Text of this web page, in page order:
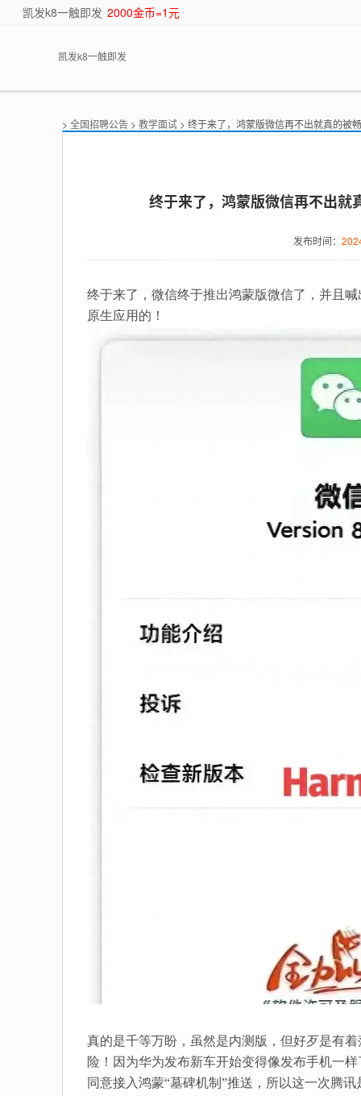
凯发k8一触即发 2000金币=1元
凯发k8一触即发
> 全国招聘公告 > 教学面试 > 终于来了，鸿蒙版微信再不出就真的被
终于来了，鸿蒙版微信再不出就
发布时间：
终于来了，微信终于推出鸿蒙版微信了，并且
原生应用的！
真的是千等万盼，虽然是内测版，但好歹是有
险！因为华为发布新车开始变得像发布手机一
同意接入鸿蒙“墓碑机制”推送，所以这一次腾